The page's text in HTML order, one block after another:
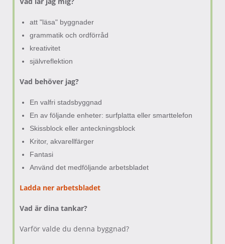
att "läsa" byggnader
grammatik och ordförråd
kreativitet
självreflektion
Vad behöver jag?
En valfri stadsbyggnad
En av följande enheter: surfplatta eller smarttelefon
Skissblock eller anteckningsblock
Kritor, akvarellfärger
Fantasi
Använd det medföljande arbetsbladet
Ladda ner arbetsbladet
Vad är dina tankar?
Varför valde du denna byggnad?